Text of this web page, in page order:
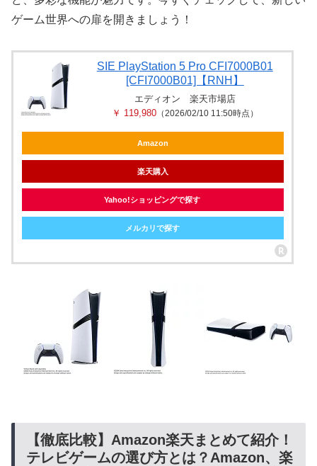
ゲーム世界への扉を開きましょう！
SIE PlayStation 5 Pro CFI7000B01
[CFI7000B01]【RNH】
エディオン 楽天市場店
￥ 119,980（2026/02/10 11:50時点）
Amazon
楽天購入
Yahoo!ショッピングで探す
メルカリで探す
【徹底比較】Amazon楽天まとめて紹介！
テレビゲームの選び方とは？Amazon、楽